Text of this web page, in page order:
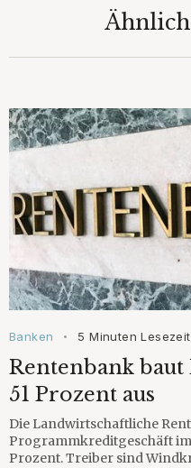
Banken • 5 Minuten Lesezeit
Rentenbank
51 Prozent aus
Die Landwirtschaftliche
Programmkreditgeschäft
Prozent. Treiber sind